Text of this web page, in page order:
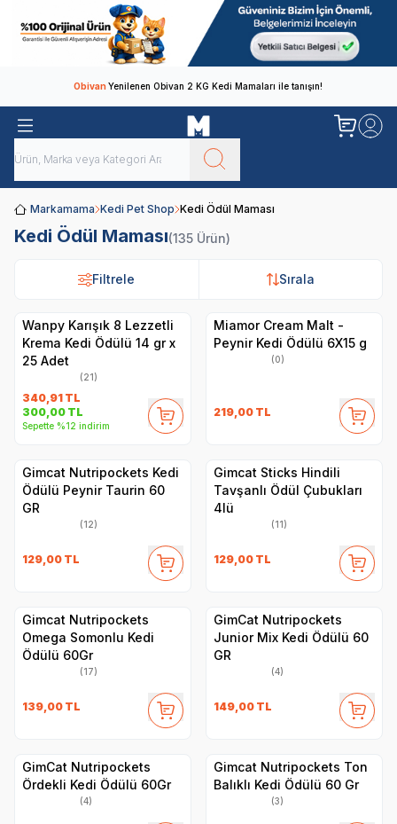
ObivanYenilenen Obivan 2 KG Kedi Mamaları ile tanışın!
Markamama Kedi Pet Shop Kedi Ödül Maması
Kedi Ödül Maması(135 Ürün)
Filtrele Sırala
Filtrele Sırala
Wanpy Karışık 8 Lezzetli
Krema Kedi Ödülü 14 gr x
25 Adet
(21)
340,91 TL
300,00 TL
Sepette %12 indirim
Miamor Cream Malt -
Peynir Kedi Ödülü 6X15 g
(0)
219,00 TL
Gimcat Nutripockets Kedi
Ödülü Peynir Taurin 60
GR
(12)
129,00 TL
Gimcat Sticks Hindili
Tavşanlı Ödül Çubukları
4lü
(11)
129,00 TL
Gimcat Nutripockets
Omega Somonlu Kedi
Ödülü 60Gr
(17)
139,00 TL
GimCat Nutripockets
Junior Mix Kedi Ödülü 60
GR
(4)
149,00 TL
GimCat Nutripockets
Ördekli Kedi Ödülü 60Gr
(4)
Gimcat Nutripockets Ton
Balıklı Kedi Ödülü 60 Gr
(3)